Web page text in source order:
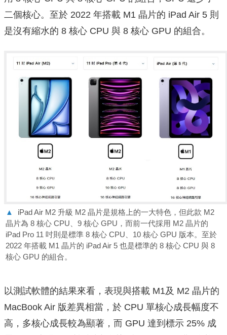
二個核心。至於 2022 年搭載 M1 晶片的 iPad Air 5 則
是沒有縮水的 8 核心 CPU 與 8 核心 GPU 的組合。
▲
iPad Air M2 升級 M2 晶片是規格上的一大特色，但此款 M2
晶片為 8 核心 CPU、9 核心 GPU，而前一代採用 M2 晶片的
iPad Pro 11 吋則是標準 8 核心 CPU、10 核心 GPU 版本。至於
2022 年搭載 M1 晶片的 iPad Air 5 也是標準的 8 核心 CPU 與 8
核心 GPU 的組合。
以測試軟體的結果來看，表現與搭載 M1及 M2 晶片的
MacBook Air 版差異相當，於 CPU 單核心成長幅度不
高，多核心成長較為顯著，而 GPU 達到標示 25% 成